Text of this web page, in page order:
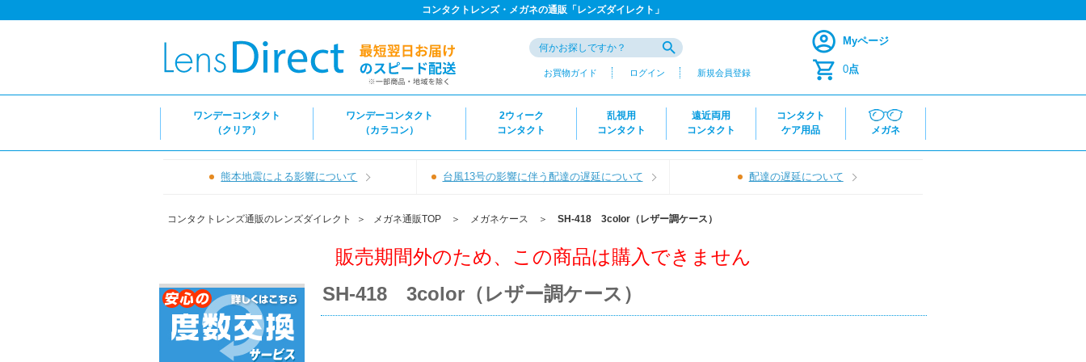
コンタクトレンズ・メガネの通販「レンズダイレクト」
お買物ガイド ログイン 新規会員登録
Myページ
0点
ワンデーコンタクト
（クリア）
ワンデーコンタクト
（カラコン）
2ウィーク
コンタクト
乱視用
コンタクト
遠近両用
コンタクト
コンタクト
ケア用品
メガネ
熊本地震による影響について 台風13号の影響に伴う配達の遅延について 配達の遅延について
コンタクトレンズ通販のレンズダイレクト ＞ メガネ通販TOP ＞ メガネケース ＞ SH-418 3color（レザー調ケース）
販売期間外のため、この商品は購入できません
SH-418 3color（レザー調ケース）